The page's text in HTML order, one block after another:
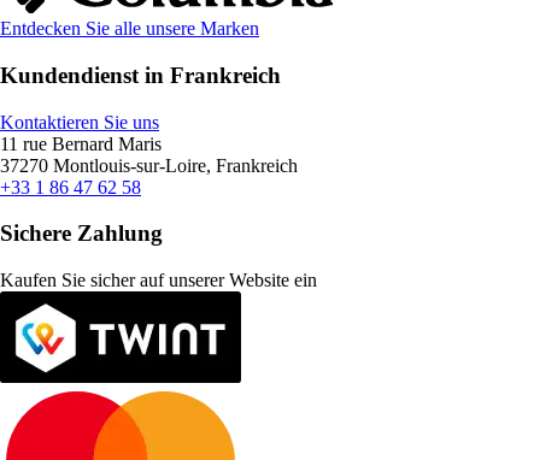
Entdecken Sie alle unsere Marken
Kundendienst in Frankreich
Kontaktieren Sie uns
11 rue Bernard Maris
37270 Montlouis-sur-Loire, Frankreich
+33 1 86 47 62 58
Sichere Zahlung
Kaufen Sie sicher auf unserer Website ein